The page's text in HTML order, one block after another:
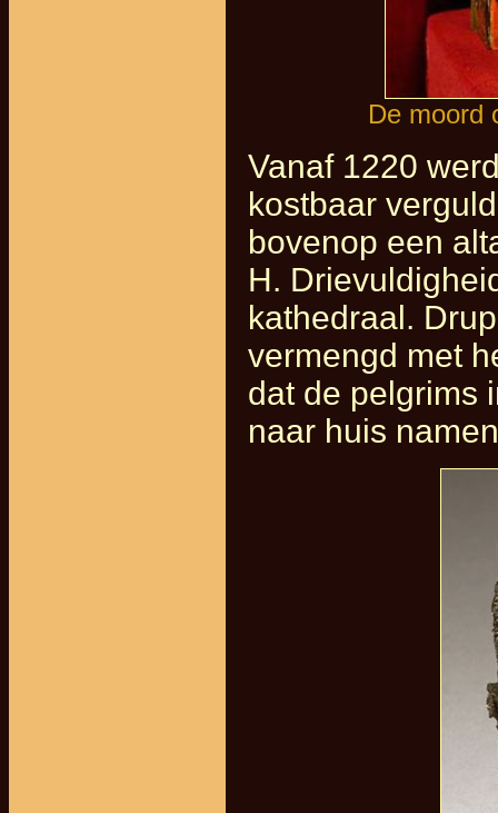
De moord
Vanaf 1220
kostbaar
bovenop een
H.
kathedraal.
vermengd met
dat de pelgrims
naar huis